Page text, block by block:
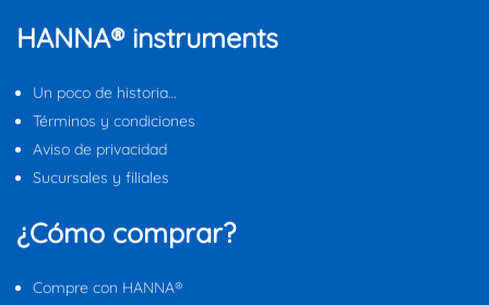
HANNA® instruments
Un poco de historia…
Términos y condiciones
Aviso de privacidad
Sucursales y filiales
¿Cómo comprar?
Compre con HANNA®